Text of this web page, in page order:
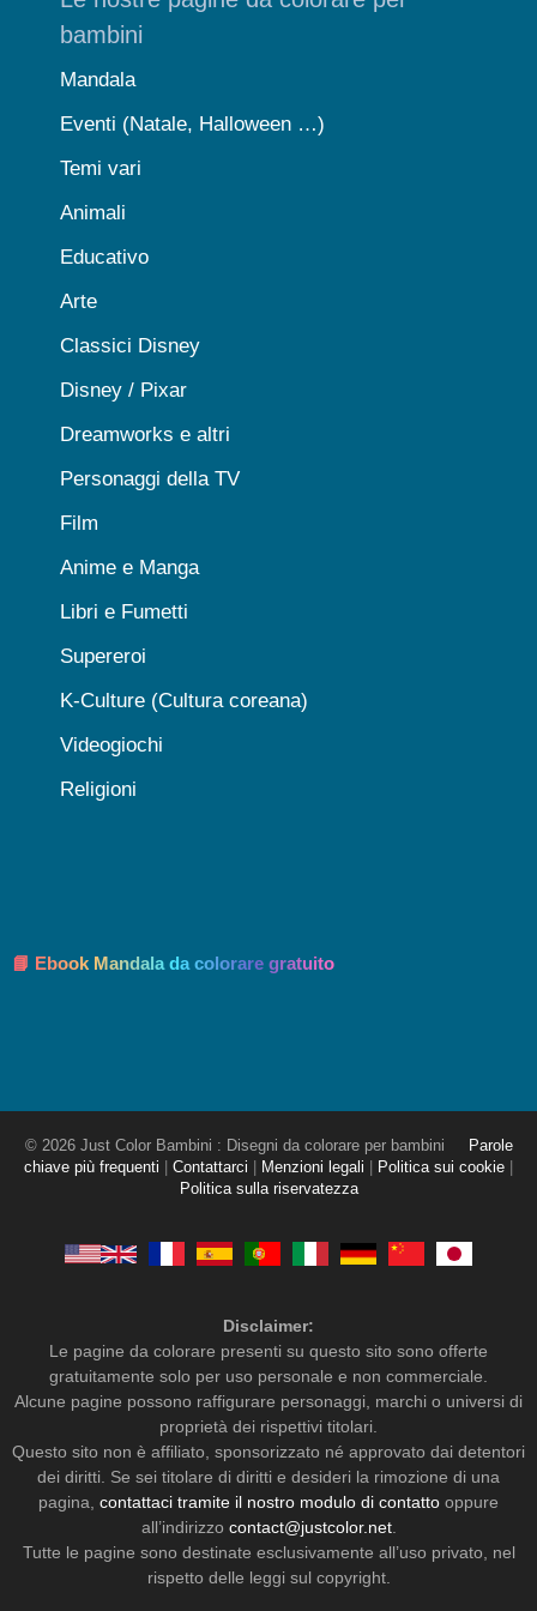
bambini
Mandala
Eventi (Natale, Halloween …)
Temi vari
Animali
Educativo
Arte
Classici Disney
Disney / Pixar
Dreamworks e altri
Personaggi della TV
Film
Anime e Manga
Libri e Fumetti
Supereroi
K-Culture (Cultura coreana)
Videogiochi
Religioni
📘 Ebook Mandala da colorare gratuito
© 2026 Just Color Bambini : Disegni da colorare per bambini
Parole
chiave più frequenti
Contattarci Menzioni legali Politica sui cookie
Politica sulla riservatezza
Disclaimer:
Le pagine da colorare presenti su questo sito sono offerte
gratuitamente solo per uso personale e non commerciale.
Alcune pagine possono raffigurare personaggi, marchi o universi di
proprietà dei rispettivi titolari.
Questo sito non è affiliato, sponsorizzato né approvato dai detentori
dei diritti. Se sei titolare di diritti e desideri la rimozione di una
pagina, contattaci tramite il nostro modulo di contatto oppure
all’indirizzo contact@justcolor.net.
Tutte le pagine sono destinate esclusivamente all’uso privato, nel
rispetto delle leggi sul copyright.